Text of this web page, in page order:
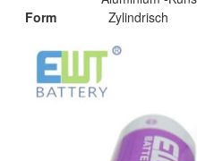
Form
Zylindrisch